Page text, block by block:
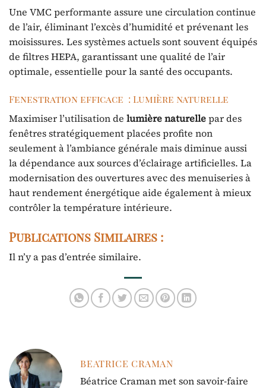
Une VMC performante assure une circulation continue
de l’air, éliminant l’excès d’humidité et prévenant les
moisissures. Les systèmes actuels sont souvent équipés
de filtres HEPA, garantissant une qualité de l’air
optimale, essentielle pour la santé des occupants.
Fenestration efficace : Lumière naturelle
Maximiser l’utilisation de lumière naturellepar des
fenêtres stratégiquement placées profite non
seulement à l’ambiance générale mais diminue aussi
la dépendance aux sources d’éclairage artificielles. La
modernisation des ouvertures avec des menuiseries à
haut rendement énergétique aide également à mieux
contrôler la température intérieure.
Publications Similaires :
Il n’y a pas d’entrée similaire.
BEATRICE CRAMAN
Béatrice Craman met son savoir-faire